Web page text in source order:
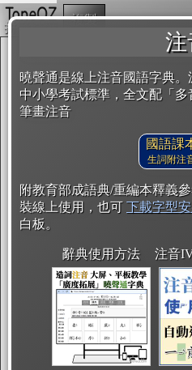
注
曉聲通是線上注音國語字典。
中小學考試標準，全文配「
筆畫注音
國語課
生詞附注
附教育部成語典/重編本釋義
裝線上使用，也可 下載字型
白板。
辭典使用方法 注音
複製